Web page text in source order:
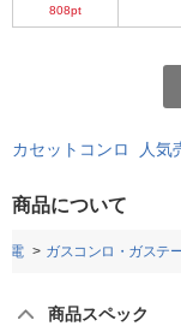
808pt
カセットコンロ 人気
商品について
電 ガスコンロ・ガステ
商品スペック